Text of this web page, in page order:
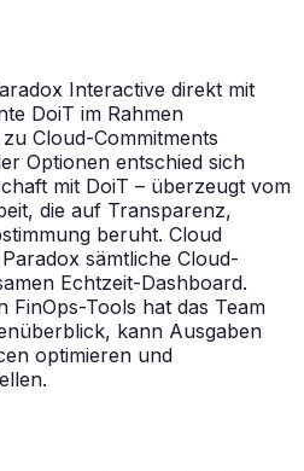
Interactive direkt mit
DoiT im Rahmen
Cloud-Commitments
Optionen entschied sich
mit DoiT – überzeugt vom
die auf Transparenz,
beruht. Cloud
sämtliche Cloud-
Echtzeit-Dashboard.
FinOps-Tools hat das Team
kann Ausgaben
optimieren und